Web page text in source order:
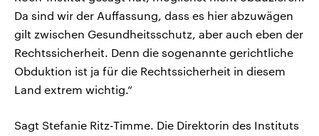
Da sind wir der Auffassung, dass es hier abzuwägen
gilt zwischen Gesundheitsschutz, aber auch eben der
Rechtssicherheit. Denn die sogenannte gerichtliche
Obduktion ist ja für die Rechtssicherheit in diesem
Land extrem wichtig.“
Sagt Stefanie Ritz-Timme. Die Direktorin des Instituts